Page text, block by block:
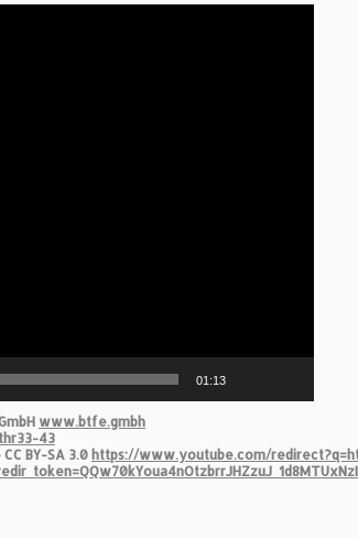
01:13
www.btfe.gmbh
43
BY-SA 3.0 https://www.youtube.com/